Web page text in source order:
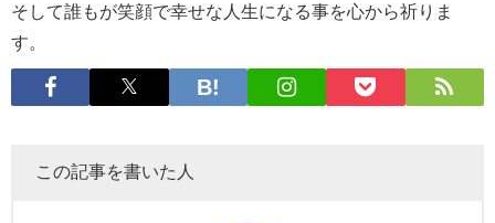
そして誰もが笑顔で幸せな人生になる事を心から祈りま
す。
この記事を書いた人